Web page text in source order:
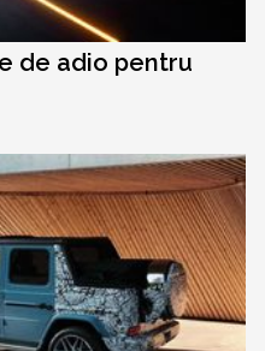
de adio pentru